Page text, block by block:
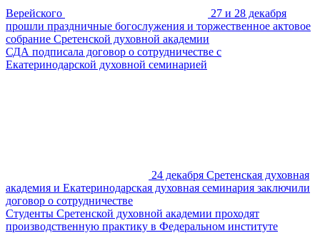
Верейского
27 и 28 декабря
прошли праздничные богослужения и торжественное актовое
собрание Сретенской духовной академии
СДА подписала договор о сотрудничестве с
Екатеринодарской духовной семинарией
24 декабря Сретенская духовная
академия и Екатеринодарская духовная семинария заключили
договор о сотрудничестве
Студенты Сретенской духовной академии проходят
производственную практику в Федеральном институте